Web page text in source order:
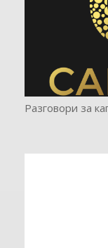
Разговори за